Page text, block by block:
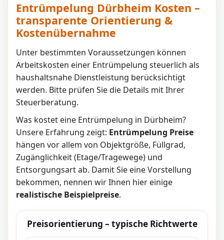
Entrümpelung Dürbheim Kosten –
transparente Orientierung &
Kostenübernahme
Unter bestimmten Voraussetzungen können
Arbeitskosten einer Entrümpelung steuerlich als
haushaltsnahe Dienstleistung berücksichtigt
werden. Bitte prüfen Sie die Details mit Ihrer
Steuerberatung.
Was kostet eine Entrümpelung in Dürbheim?
Unsere Erfahrung zeigt: Entrümpelung Preise
hängen vor allem von Objektgröße, Füllgrad,
Zugänglichkeit (Etage/Tragewege) und
Entsorgungsart ab. Damit Sie eine Vorstellung
bekommen, nennen wir Ihnen hier einige
realistische Beispielpreise.
Preisorientierung – typische Richtwerte